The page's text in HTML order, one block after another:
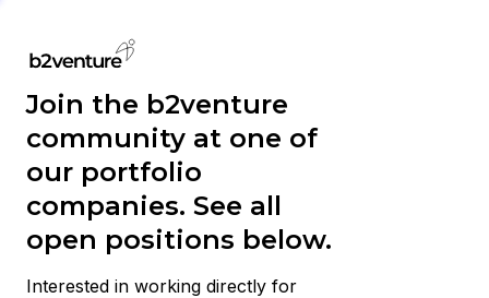
Join the b2venture
community at one of
our portfolio
companies. See all
open positions below.
Interested in working directly for